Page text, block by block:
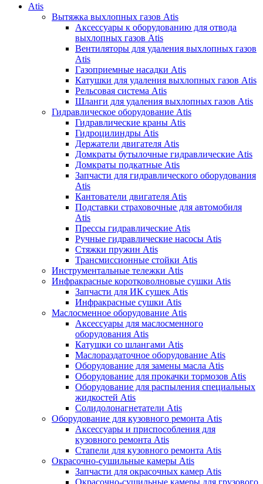
Atis
Вытяжка выхлопных газов Atis
Аксессуары к оборудованию для отвода
выхлопных газов Atis
Вентиляторы для удаления выхлопных газов
Atis
Газоприемные насадки Atis
Катушки для удаления выхлопных газов Atis
Рельсовая система Atis
Шланги для удаления выхлопных газов Atis
Гидравлическое оборудование Atis
Гидравлические краны Atis
Гидроцилиндры Atis
Держатели двигателя Atis
Домкраты бутылочные гидравлические Atis
Домкраты подкатные Atis
Запчасти для гидравлического оборудования
Atis
Кантователи двигателя Atis
Подставки страховочные для автомобиля
Atis
Прессы гидравлические Atis
Ручные гидравлические насосы Atis
Стяжки пружин Atis
Трансмиссионные стойки Atis
Инструментальные тележки Atis
Инфракрасные коротковолновые сушки Atis
Запчасти для ИК сушек Atis
Инфракрасные сушки Atis
Маслосменное оборудование Atis
Аксессуары для маслосменного
оборудования Atis
Катушки со шлангами Atis
Маслораздаточное оборудование Atis
Оборудование для замены масла Atis
Оборудование для прокачки тормозов Atis
Оборудование для распыления специальных
жидкостей Atis
Солидолонагнетатели Atis
Оборудование для кузовного ремонта Atis
Аксессуары и приспособления для
кузовного ремонта Atis
Стапели для кузовного ремонта Atis
Окрасочно-сушильные камеры Atis
Запчасти для окрасочных камер Atis
Окрасочно-сушильные камеры для грузового